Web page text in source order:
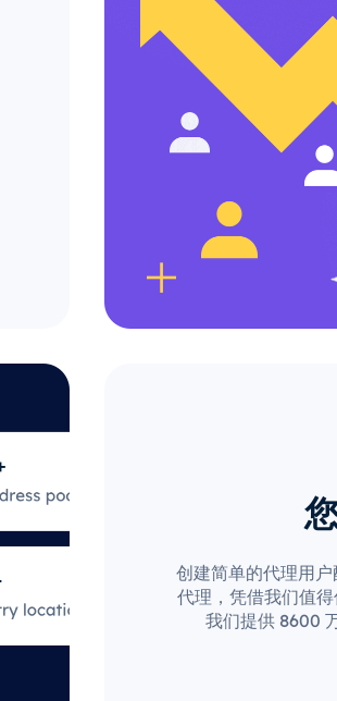
创建简单的代理用
代理，凭借我们值
我们提供 8600